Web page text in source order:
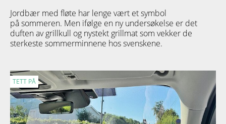
Jordbær med fløte har lenge vært et symbol
på sommeren. Men ifølge en ny undersøkelse er det
duften av grillkull og nystekt grillmat som vekker de
sterkeste sommerminnene hos svenskene.
TETT PÅ